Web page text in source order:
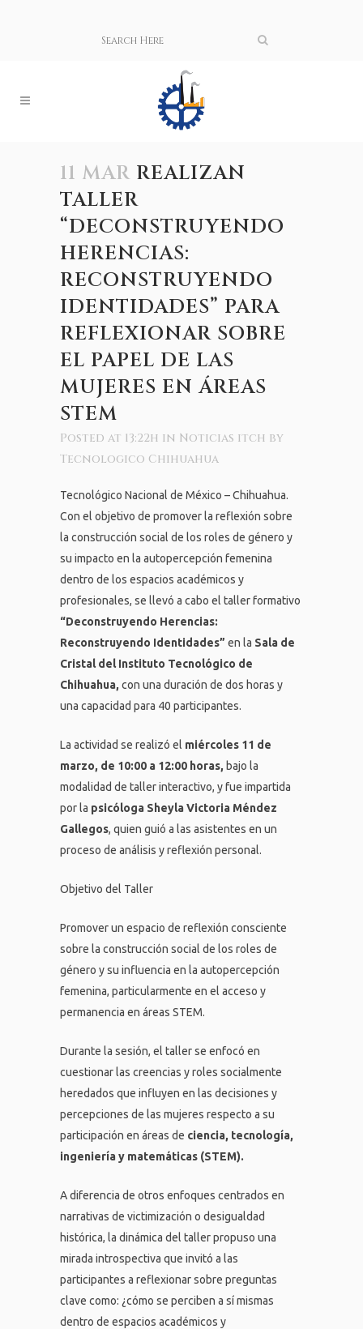
11 MAR REALIZAN
TALLER
“DECONSTRUYENDO
HERENCIAS:
RECONSTRUYENDO
IDENTIDADES” PARA
REFLEXIONAR SOBRE
EL PAPEL DE LAS
MUJERES EN ÁREAS
STEM
Posted at 13:22h in Noticias itch by
Tecnologico Chihuahua
Tecnológico Nacional de México – Chihuahua.
Con el objetivo de promover la reflexión sobre
la construcción social de los roles de género y
su impacto en la autopercepción femenina
dentro de los espacios académicos y
profesionales, se llevó a cabo el taller formativo
“Deconstruyendo Herencias:
Reconstruyendo Identidades” en la Sala de
Cristal del Instituto Tecnológico de
Chihuahua, con una duración de dos horas y
una capacidad para 40 participantes.
La actividad se realizó el miércoles 11 de
marzo, de 10:00 a 12:00 horas, bajo la
modalidad de taller interactivo, y fue impartida
por la psicóloga Sheyla Victoria Méndez
Gallegos, quien guió a las asistentes en un
proceso de análisis y reflexión personal.
Objetivo del Taller
Promover un espacio de reflexión consciente
sobre la construcción social de los roles de
género y su influencia en la autopercepción
femenina, particularmente en el acceso y
permanencia en áreas STEM.
Durante la sesión, el taller se enfocó en
cuestionar las creencias y roles socialmente
heredados que influyen en las decisiones y
percepciones de las mujeres respecto a su
participación en áreas de ciencia, tecnología,
ingeniería y matemáticas (STEM).
A diferencia de otros enfoques centrados en
narrativas de victimización o desigualdad
histórica, la dinámica del taller propuso una
mirada introspectiva que invitó a las
participantes a reflexionar sobre preguntas
clave como: ¿cómo se perciben a sí mismas
dentro de espacios académicos y